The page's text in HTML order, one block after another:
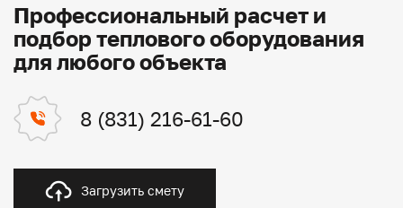
Профессиональный расчет и
подбор теплового оборудования
для любого объекта
8 (831) 216-61-60
Загрузить смету